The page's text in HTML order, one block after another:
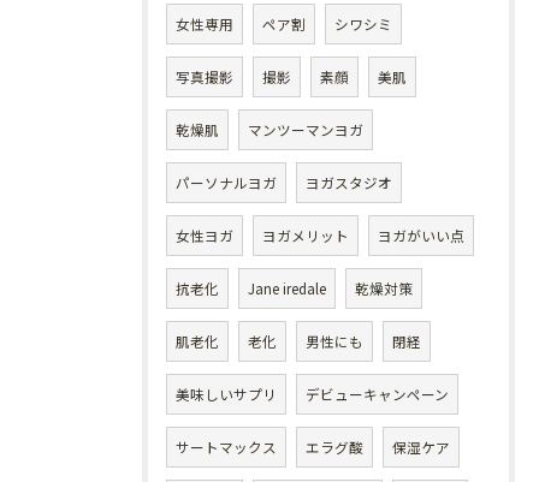
女性専用 ペア割 シワシミ
写真撮影 撮影 素顔 美肌
乾燥肌 マンツーマンヨガ
パーソナルヨガ ヨガスタジオ
女性ヨガ ヨガメリット ヨガがいい点
抗老化 Jane iredale 乾燥対策
肌老化 老化 男性にも 閉経
美味しいサプリ デビューキャンペーン
サートマックス エラグ酸 保湿ケア